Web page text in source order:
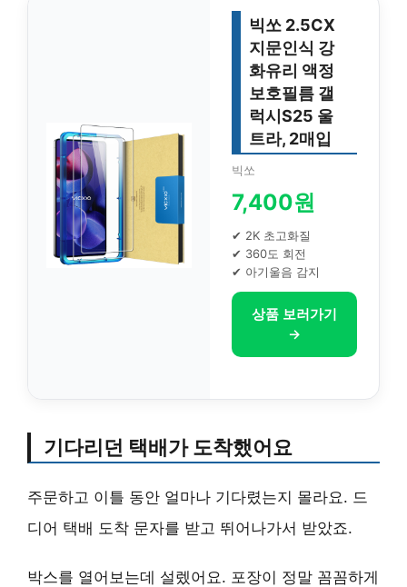
빅쏘 2.5CX
지문인식 강
화유리 액정
보호필름 갤
럭시S25 울
트라, 2매입
빅쏘
7,400원
✔ 2K 초고화질
✔ 360도 회전
✔ 아기울음 감지
상품 보러가기
→
기다리던 택배가 도착했어요
주문하고 이틀 동안 얼마나 기다렸는지 몰라요. 드
디어 택배 도착 문자를 받고 뛰어나가서 받았죠.
박스를 열어보는데 설렜어요. 포장이 정말 꼼꼼하게